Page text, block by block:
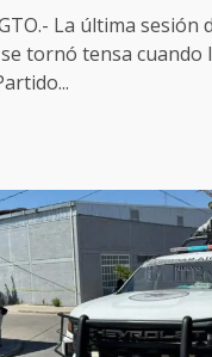
La última sesión
tornó tensa cuando